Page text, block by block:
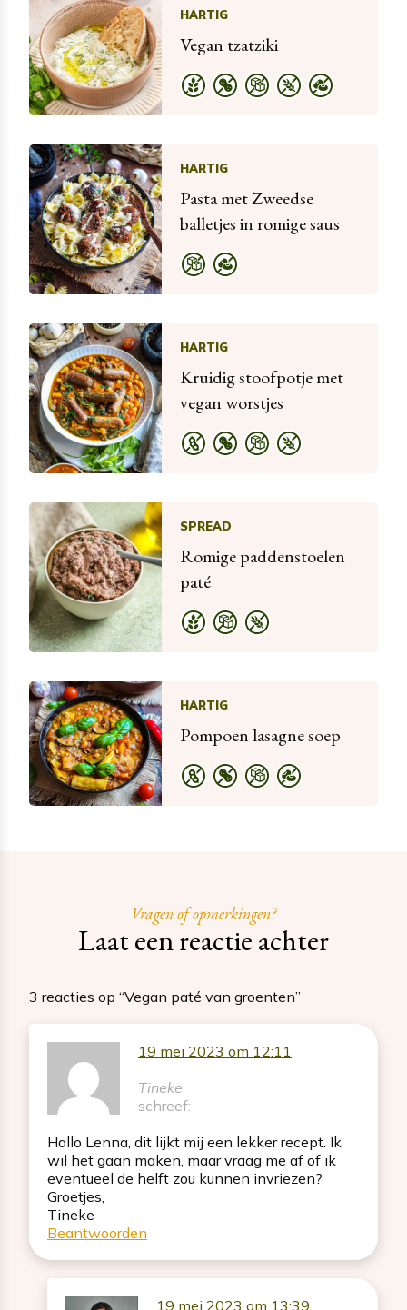
HARTIG
Vegan tzatziki
HARTIG
Pasta met Zweedse
balletjes in romige saus
HARTIG
Kruidig stoofpotje met
vegan worstjes
SPREAD
Romige paddenstoelen
paté
HARTIG
Pompoen lasagne soep
Vragen of opmerkingen?
Laat een reactie achter
3 reacties op “Vegan paté van groenten”
Tineke
schreef:
19 mei 2023 om 12:11
Hallo Lenna, dit lijkt mij een lekker recept. Ik
wil het gaan maken, maar vraag me af of ik
eventueel de helft zou kunnen invriezen?
Groetjes,
Tineke
Beantwoorden
19 mei 2023 om 13:39